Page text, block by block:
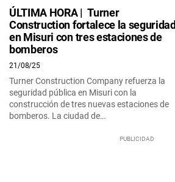
ÚLTIMA HORA | Turner
Construction fortalece la seguridad
en Misuri con tres estaciones de
bomberos
21/08/25
Turner Construction Company refuerza la
seguridad pública en Misuri con la
construcción de tres nuevas estaciones de
bomberos. La ciudad de…